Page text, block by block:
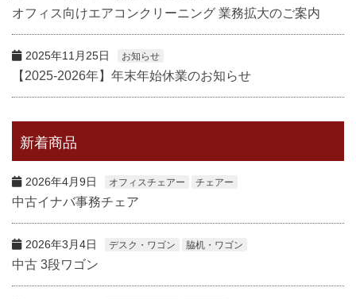
オフィス向けエアコンクリーニング 業務拡大のご案内
2025年11月25日 お知らせ
【2025-2026年】年末年始休業のお知らせ
新着商品
2026年4月9日 オフィスチェアー チェアー
中古イナバ事務チェア
2026年3月4日 デスク・ワゴン 脇机・ワゴン
中古 3段ワゴン